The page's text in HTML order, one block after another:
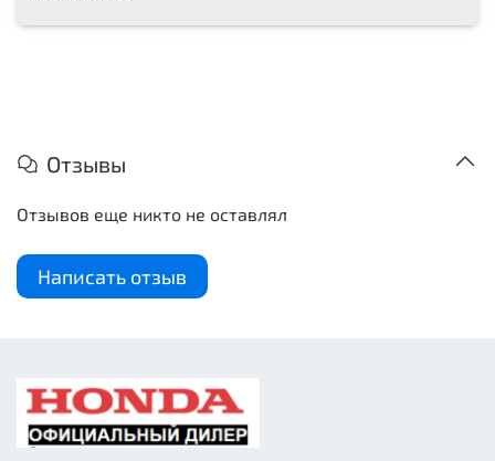
Отзывы
Отзывов еще никто не оставлял
Написать отзыв